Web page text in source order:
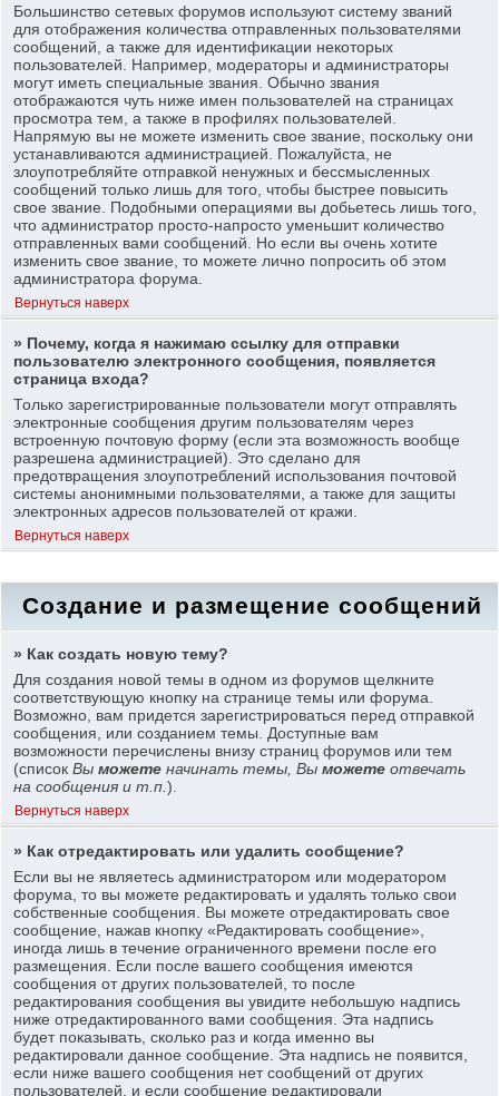
Большинство сетевых форумов используют систему званий
для отображения количества отправленных пользователями
сообщений, а также для идентификации некоторых
пользователей. Например, модераторы и администраторы
могут иметь специальные звания. Обычно звания
отображаются чуть ниже имен пользователей на страницах
просмотра тем, а также в профилях пользователей.
Напрямую вы не можете изменить свое звание, поскольку они
устанавливаются администрацией. Пожалуйста, не
злоупотребляйте отправкой ненужных и бессмысленных
сообщений только лишь для того, чтобы быстрее повысить
свое звание. Подобными операциями вы добьетесь лишь того,
что администратор просто-напросто уменьшит количество
отправленных вами сообщений. Но если вы очень хотите
изменить свое звание, то можете лично попросить об этом
администратора форума.
Вернуться наверх
» Почему, когда я нажимаю ссылку для отправки
пользователю электронного сообщения, появляется
страница входа?
Только зарегистрированные пользователи могут отправлять
электронные сообщения другим пользователям через
встроенную почтовую форму (если эта возможность вообще
разрешена администрацией). Это сделано для
предотвращения злоупотреблений использования почтовой
системы анонимными пользователями, а также для защиты
электронных адресов пользователей от кражи.
Вернуться наверх
Создание и размещение сообщений
» Как создать новую тему?
Для создания новой темы в одном из форумов щелкните
соответствующую кнопку на странице темы или форума.
Возможно, вам придется зарегистрироваться перед отправкой
сообщения, или созданием темы. Доступные вам
возможности перечислены внизу страниц форумов или тем
(списокВыможете начинать темы, Выможете отвечать
на сообщения и т.п.).
Вернуться наверх
» Как отредактировать или удалить сообщение?
Если вы не являетесь администратором или модератором
форума, то вы можете редактировать и удалять только свои
собственные сообщения. Вы можете отредактировать свое
сообщение, нажав кнопку «Редактировать сообщение»,
иногда лишь в течение ограниченного времени после его
размещения. Если после вашего сообщения имеются
сообщения от других пользователей, то после
редактирования сообщения вы увидите небольшую надпись
ниже отредактированного вами сообщения. Эта надпись
будет показывать, сколько раз и когда именно вы
редактировали данное сообщение. Эта надпись не появится,
если ниже вашего сообщения нет сообщений от других
пользователей, и если сообщение редактировали